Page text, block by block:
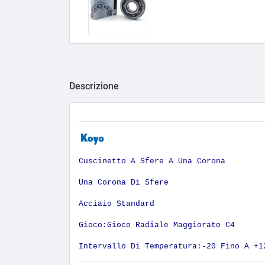
Descrizione
Cuscinetto A Sfere A Una Corona
Una Corona Di Sfere
Acciaio Standard
Gioco:Gioco Radiale Maggiorato C4
Intervallo Di Temperatura:-20 Fino A